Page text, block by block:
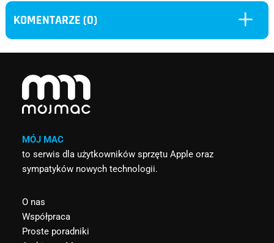
KOMENTARZE (0) L
MÓJ MAC
to serwis dla użytkowników sprzętu Apple oraz
sympatyków nowych technologii.
O nas
Współpraca
Proste poradniki